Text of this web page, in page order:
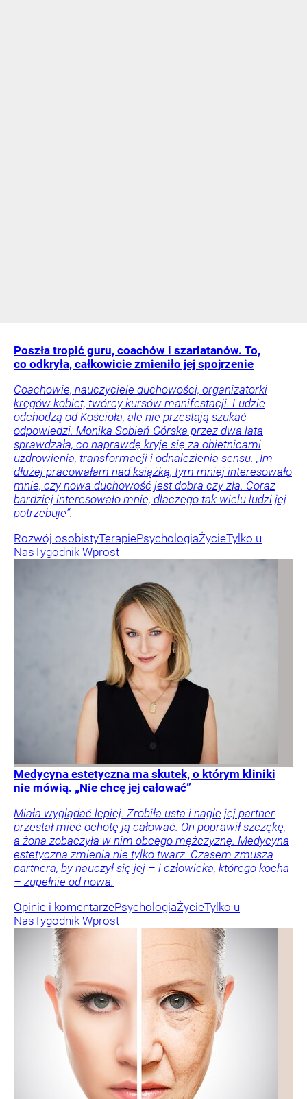
Poszła tropić guru, coachów i szarlatanów. To,
co odkryła, całkowicie zmieniło jej spojrzenie
Coachowie, nauczyciele duchowości, organizatorki
kręgów kobiet, twórcy kursów manifestacji. Ludzie
odchodzą od Kościoła, ale nie przestają szukać
odpowiedzi. Monika Sobień-Górska przez dwa lata
sprawdzała, co naprawdę kryje się za obietnicami
uzdrowienia, transformacji i odnalezienia sensu. „Im
dłużej pracowałam nad książką, tym mniej interesowało
mnie, czy nowa duchowość jest dobra czy zła. Coraz
bardziej interesowało mnie, dlaczego tak wielu ludzi jej
potrzebuje”.
Rozwój osobistyTerapiePsychologiaŻycieTylko u
NasTygodnik Wprost
Medycyna estetyczna ma skutek, o którym kliniki
nie mówią. „Nie chcę jej całować”
Miała wyglądać lepiej. Zrobiła usta i nagle jej partner
przestał mieć ochotę ją całować. On poprawił szczękę,
a żona zobaczyła w nim obcego mężczyznę. Medycyna
estetyczna zmienia nie tylko twarz. Czasem zmusza
partnera, by nauczył się jej – i człowieka, którego kocha
– zupełnie od nowa.
Opinie i komentarzePsychologiaŻycieTylko u
NasTygodnik Wprost